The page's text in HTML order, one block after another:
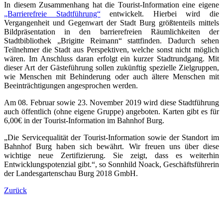
In diesem Zusammenhang hat die Tourist-Information eine eigene
„Barrierefreie Stadtführung“entwickelt. Hierbei wird die
Vergangenheit und Gegenwart der Stadt Burg größtenteils mittels
Bildpräsentation in den barrierefreien Räumlichkeiten der
Stadtbibliothek „Brigitte Reimann“ stattfinden. Dadurch sehen
Teilnehmer die Stadt aus Perspektiven, welche sonst nicht möglich
wären. Im Anschluss daran erfolgt ein kurzer Stadtrundgang. Mit
dieser Art der Gästeführung sollen zukünftig spezielle Zielgruppen,
wie Menschen mit Behinderung oder auch ältere Menschen mit
Beeinträchtigungen angesprochen werden.
Am 08. Februar sowie 23. November 2019 wird diese Stadtführung
auch öffentlich (ohne eigene Gruppe) angeboten. Karten gibt es für
6,00€ in der Tourist-Information im Bahnhof Burg.
„Die Servicequalität der Tourist-Information sowie der Standort im
Bahnhof Burg haben sich bewährt. Wir freuen uns über diese
wichtige neue Zertifizierung. Sie zeigt, dass es weiterhin
Entwicklungspotenzial gibt.“, so Sonnhild Noack, Geschäftsführerin
der Landesgartenschau Burg 2018 GmbH.
Zurück